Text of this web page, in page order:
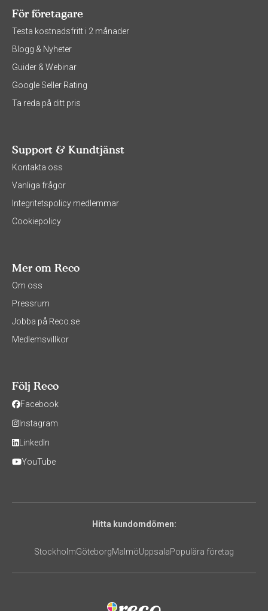
För företagare
Testa kostnadsfritt i 2 månader
Blogg & Nyheter
Guider & Webinar
Google Seller Rating
Ta reda på ditt pris
Support & Kundtjänst
Kontakta oss
Vanliga frågor
Integritetspolicy medlemmar
Cookiepolicy
Mer om Reco
Om oss
Pressrum
Jobba på Reco.se
Medlemsvillkor
Följ Reco
Facebook
Instagram
LinkedIn
YouTube
Hitta kundomdömen:
StockholmGöteborgMalmöUppsalaPopulära företag